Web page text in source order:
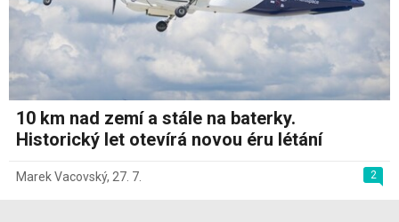
10 km nad zemí a stále na baterky.
Historický let otevírá novou éru létání
2
Marek Vacovský, 27. 7.